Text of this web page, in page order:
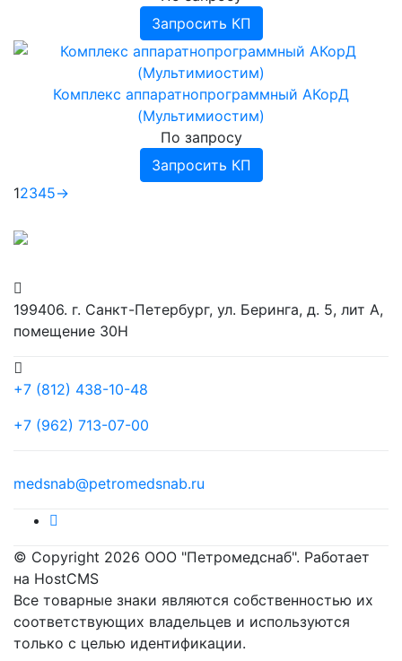
Запросить КП
Комплекс аппаратнопрограммный АКорД
(Мультимиостим)
По запросу
Запросить КП
12345→
199406. г. Санкт-Петербург, ул. Беринга, д. 5, лит А,
помещение 30Н
+7 (812) 438-10-48
+7 (962) 713-07-00
medsnab@petromedsnab.ru
© Copyright 2026 ООО "Петромедснаб". Работает
на HostCMS
Все товарные знаки являются собственностью их
соответствующих владельцев и используются
только с целью идентификации.